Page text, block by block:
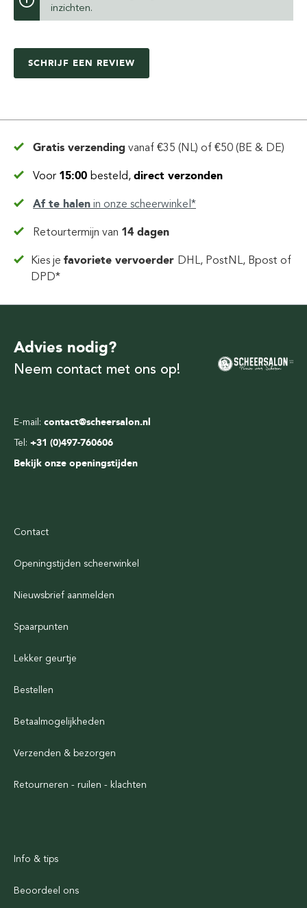
inzichten.
SCHRIJF EEN REVIEW
Gratis verzending vanaf €35 (NL) of €50 (BE & DE)
Voor 15:00 besteld, direct verzonden
Af te halen in onze scheerwinkel*
Retourtermijn van 14 dagen
Kies jefavoriete vervoerder DHL, PostNL, Bpost of
DPD*
E-mail: contact@scheersalon.nl
Tel: +31 (0)497-760606
Bekijk onze openingstijden
Advies nodig?
Neem contact met ons op!
Contact
Openingstijden scheerwinkel
Nieuwsbrief aanmelden
Spaarpunten
Lekker geurtje
Bestellen
Betaalmogelijkheden
Verzenden & bezorgen
Retourneren - ruilen - klachten
Info & tips
Beoordeel ons